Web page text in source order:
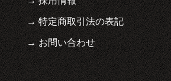
特定商取引法の表記
お問い合わせ